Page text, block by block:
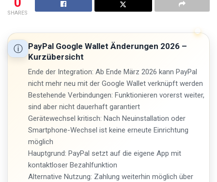
SHARES
ⓘ
PayPal Google Wallet Änderungen 2026 –
Kurzübersicht
Ende der Integration: Ab Ende März 2026 kann PayPal
nicht mehr neu mit der Google Wallet verknüpft werden
Bestehende Verbindungen: Funktionieren vorerst weiter,
sind aber nicht dauerhaft garantiert
Gerätewechsel kritisch: Nach Neuinstallation oder
Smartphone-Wechsel ist keine erneute Einrichtung
möglich
Hauptgrund: PayPal setzt auf die eigene App mit
kontaktloser Bezahlfunktion
Alternative Nutzung: Zahlung weiterhin möglich über